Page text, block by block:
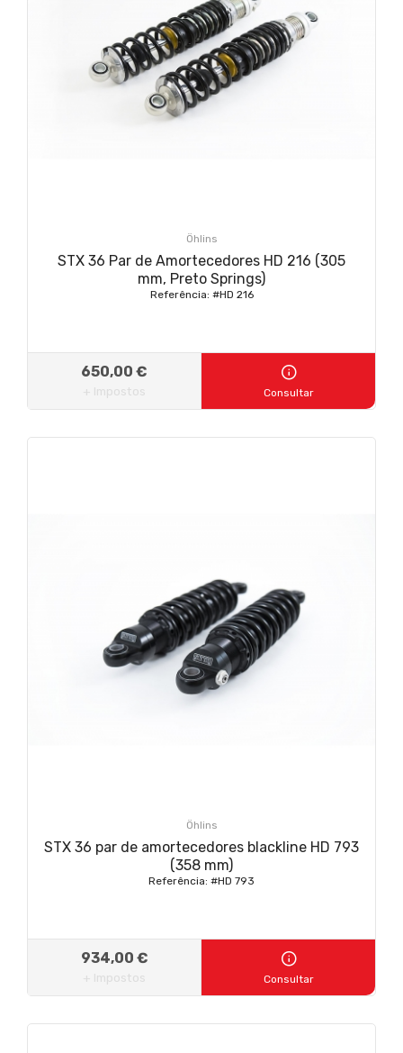
Öhlins
STX 36 Par de Amortecedores HD 216 (305
mm, Preto Springs)
Referência: #HD 216
650,00 €
+ Impostos Consultar
Öhlins
STX 36 par de amortecedores blackline HD 793
(358 mm)
Referência: #HD 793
934,00 €
+ Impostos Consultar